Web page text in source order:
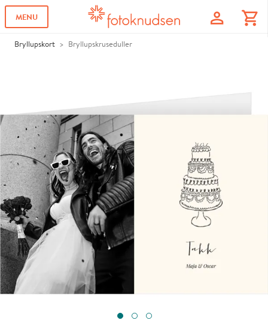
MENU profile shopping_cart
Bryllupskort Bryllupskruseduller